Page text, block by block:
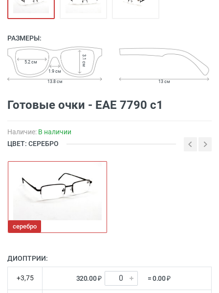
РАЗМЕРЫ:
1.9 см
5.2 см 3.1 см
13.8 см 13 см
Готовые очки - EAE 7790 с1
Наличие: В наличии
ЦВЕТ: СЕРЕБРО
серебро
ДИОПТРИИ:
+3,75 320.00 ₽ = 0.00 ₽